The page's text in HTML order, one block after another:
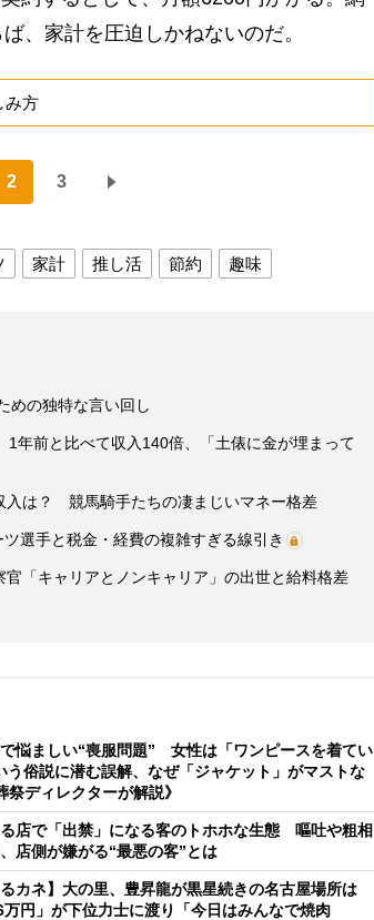
、家計を圧迫しかねないのだ。
み方
2 3
家計 推し活 節約 趣味
の独特な言い回し
年前と比べて収入140倍、「土俵に金が埋まって
入は？ 競馬騎手たちの凄まじいマネー格差
選手と税金・経費の複雑すぎる線引き
「キャリアとノンキャリア」の出世と給料格差
悩ましい“喪服問題” 女性は「ワンピースを着てい
う俗説に潜む誤解、なぜ「ジャケット」がマストな
祭ディレクターが解説》
店で「出禁」になる客のトホホな生態 嘔吐や粗相
店側が嫌がる“最悪の客”とは
るカネ】大の里、豊昇龍が黒星続きの名古屋場所は
万円」が下位力士に渡り「今日はみんなで焼肉